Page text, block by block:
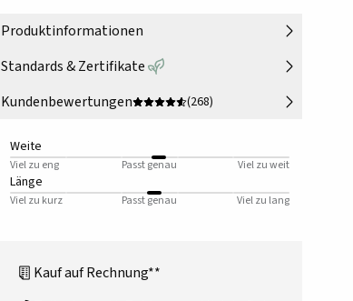
Produktinformationen
Standards & Zertifikate
Kundenbewertungen
(268)
Weite
Viel zu eng Passt genau Viel zu weit
Länge
Viel zu kurz Passt genau Viel zu lang
Kauf auf Rechnung**